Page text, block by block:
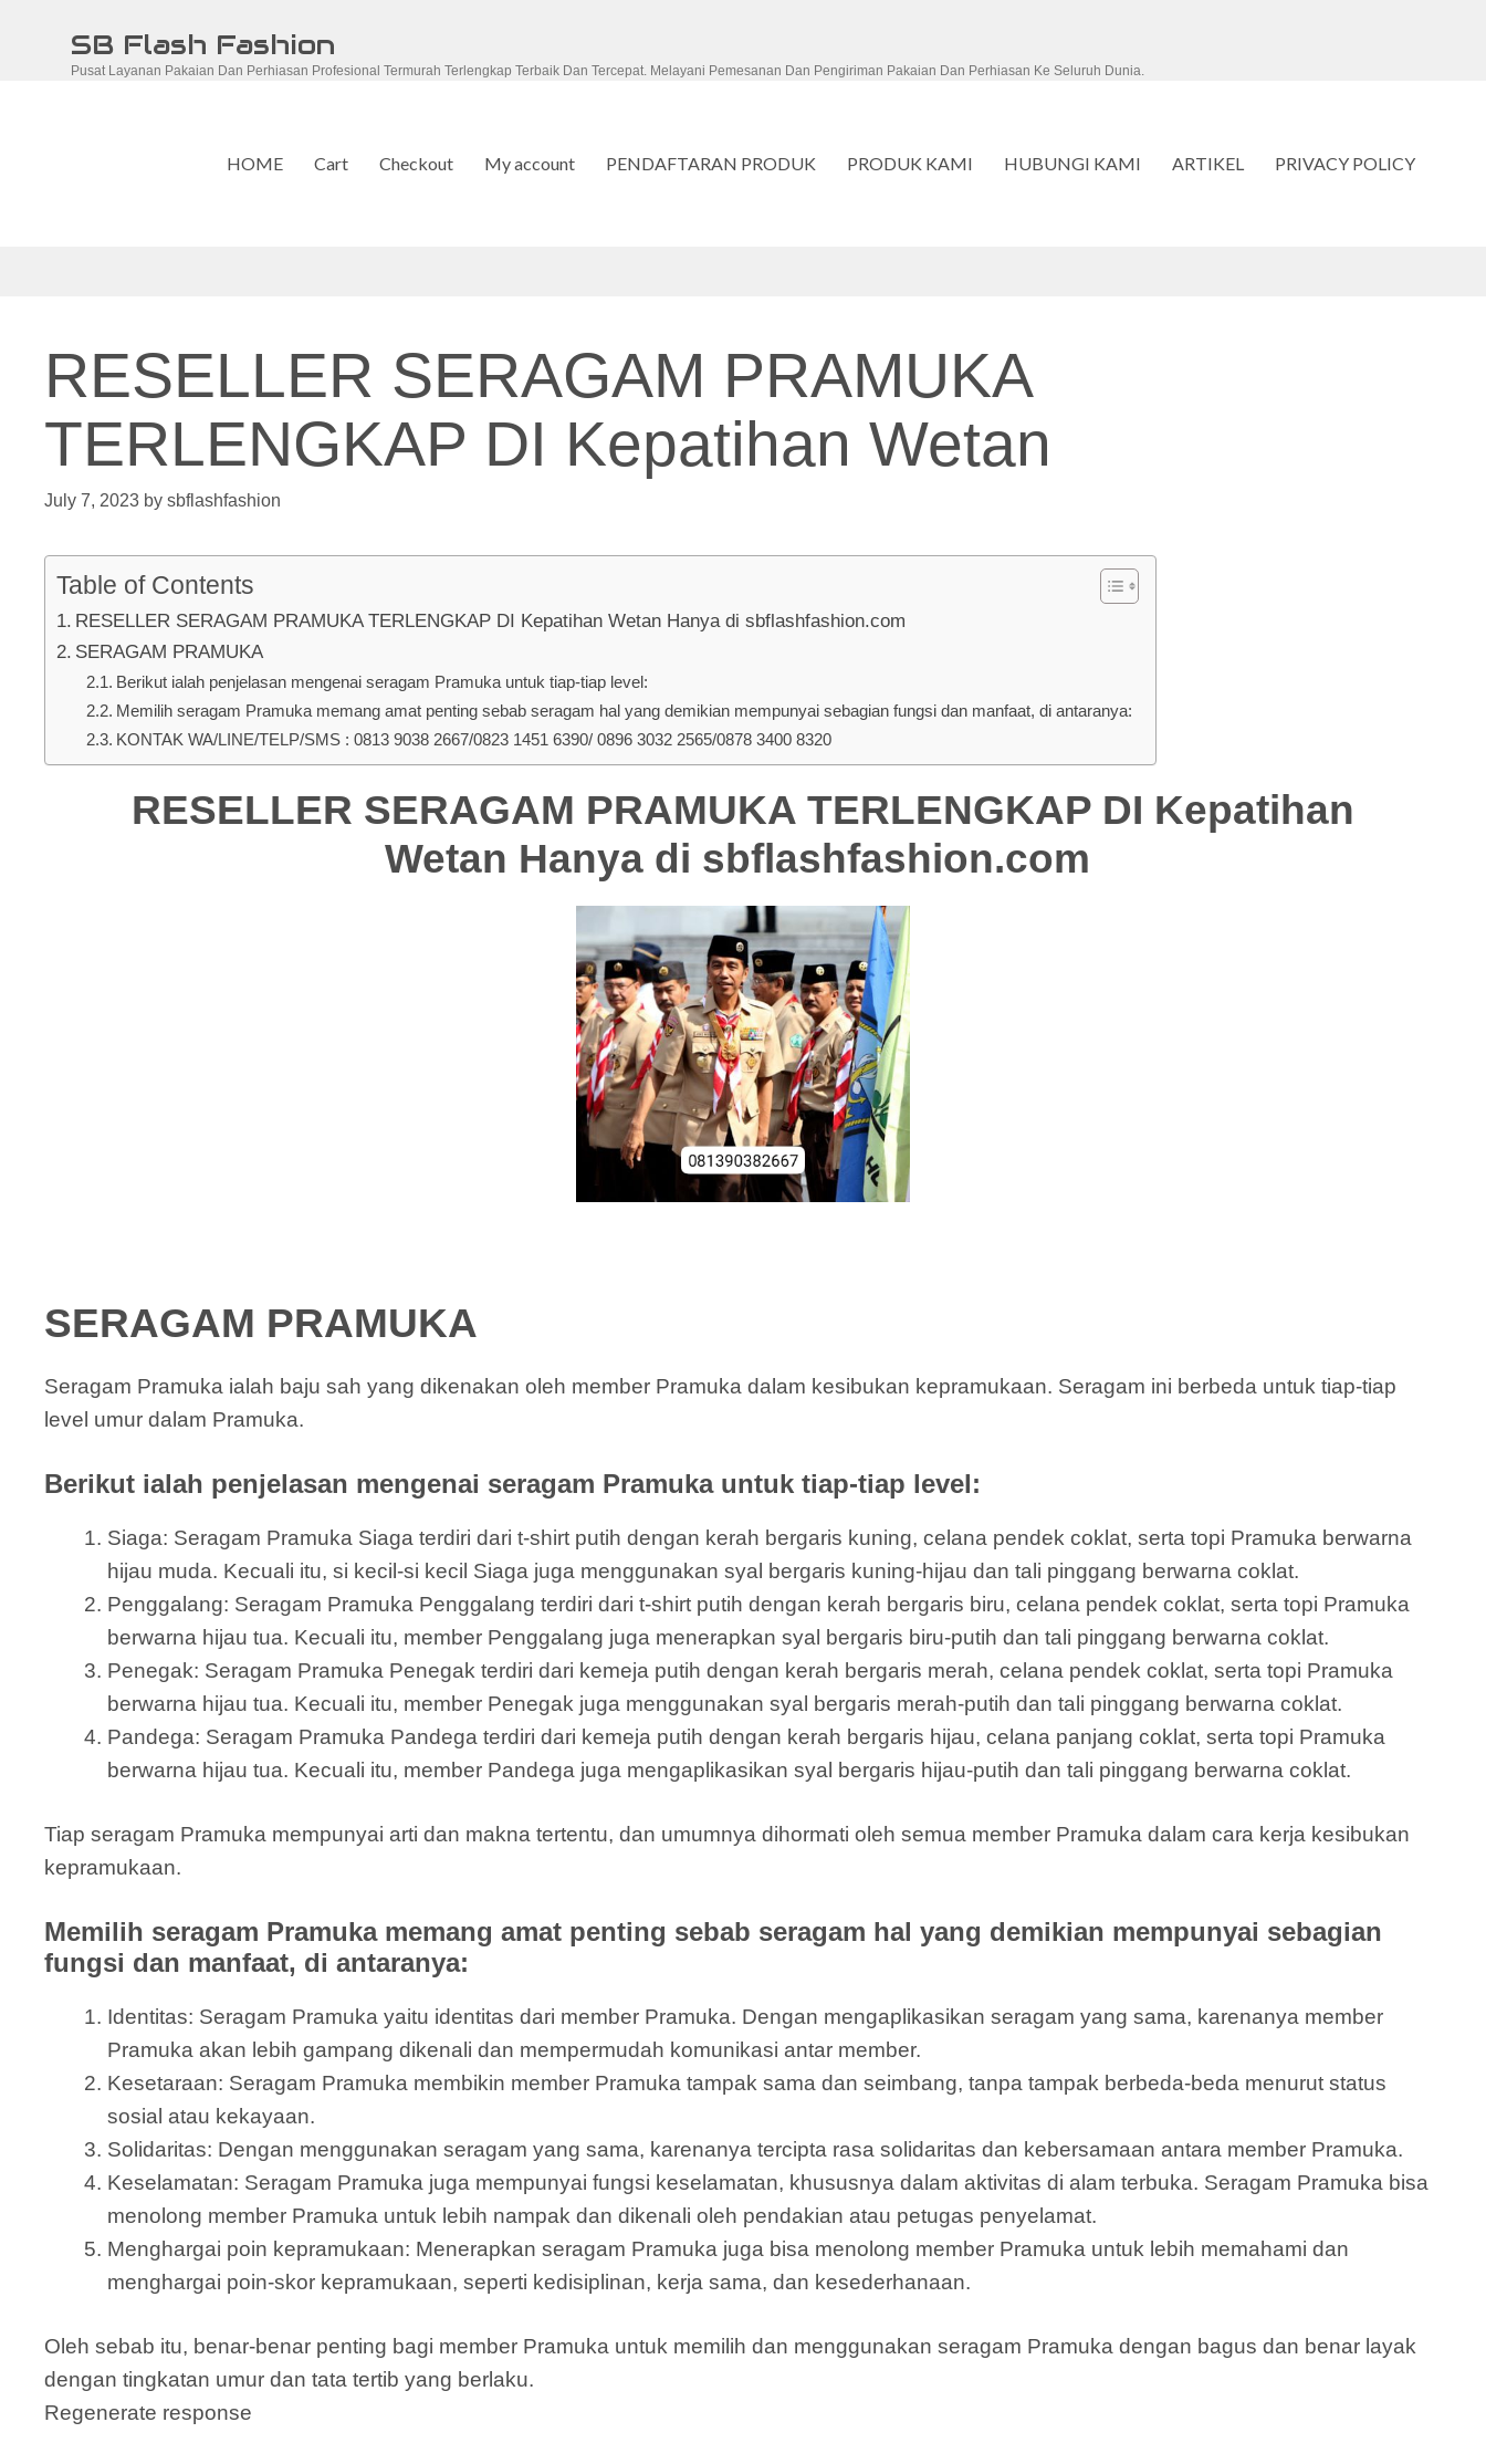
SB Flash Fashion
Pusat Layanan Pakaian Dan Perhiasan Profesional Termurah Terlengkap Terbaik Dan Tercepat. Melayani Pemesanan Dan Pengiriman Pakaian Dan Perhiasan Ke Seluruh Dunia.
HOME Cart Checkout My account PENDAFTARAN PRODUK PRODUK KAMI HUBUNGI KAMI ARTIKEL PRIVACY POLICY
RESELLER SERAGAM PRAMUKA
TERLENGKAP DI Kepatihan Wetan
July 7, 2023 by sbflashfashion
Table of Contents
RESELLER SERAGAM PRAMUKA TERLENGKAP DI Kepatihan Wetan Hanya di sbflashfashion.com
SERAGAM PRAMUKA
Berikut ialah penjelasan mengenai seragam Pramuka untuk tiap-tiap level:
Memilih seragam Pramuka memang amat penting sebab seragam hal yang demikian mempunyai sebagian fungsi dan manfaat, di antaranya:
KONTAK WA/LINE/TELP/SMS : 0813 9038 2667/0823 1451 6390/ 0896 3032 2565/0878 3400 8320
RESELLER SERAGAM PRAMUKA TERLENGKAP DI Kepatihan
Wetan Hanya di sbflashfashion.com
SERAGAM PRAMUKA
Seragam Pramuka ialah baju sah yang dikenakan oleh member Pramuka dalam kesibukan kepramukaan. Seragam ini berbeda untuk tiap-tiap
level umur dalam Pramuka.
Berikut ialah penjelasan mengenai seragam Pramuka untuk tiap-tiap level:
Siaga: Seragam Pramuka Siaga terdiri dari t-shirt putih dengan kerah bergaris kuning, celana pendek coklat, serta topi Pramuka berwarna
hijau muda. Kecuali itu, si kecil-si kecil Siaga juga menggunakan syal bergaris kuning-hijau dan tali pinggang berwarna coklat.
Penggalang: Seragam Pramuka Penggalang terdiri dari t-shirt putih dengan kerah bergaris biru, celana pendek coklat, serta topi Pramuka
berwarna hijau tua. Kecuali itu, member Penggalang juga menerapkan syal bergaris biru-putih dan tali pinggang berwarna coklat.
Penegak: Seragam Pramuka Penegak terdiri dari kemeja putih dengan kerah bergaris merah, celana pendek coklat, serta topi Pramuka
berwarna hijau tua. Kecuali itu, member Penegak juga menggunakan syal bergaris merah-putih dan tali pinggang berwarna coklat.
Pandega: Seragam Pramuka Pandega terdiri dari kemeja putih dengan kerah bergaris hijau, celana panjang coklat, serta topi Pramuka
berwarna hijau tua. Kecuali itu, member Pandega juga mengaplikasikan syal bergaris hijau-putih dan tali pinggang berwarna coklat.
Tiap seragam Pramuka mempunyai arti dan makna tertentu, dan umumnya dihormati oleh semua member Pramuka dalam cara kerja kesibukan
kepramukaan.
Memilih seragam Pramuka memang amat penting sebab seragam hal yang demikian mempunyai sebagian
fungsi dan manfaat, di antaranya:
Identitas: Seragam Pramuka yaitu identitas dari member Pramuka. Dengan mengaplikasikan seragam yang sama, karenanya member
Pramuka akan lebih gampang dikenali dan mempermudah komunikasi antar member.
Kesetaraan: Seragam Pramuka membikin member Pramuka tampak sama dan seimbang, tanpa tampak berbeda-beda menurut status
sosial atau kekayaan.
Solidaritas: Dengan menggunakan seragam yang sama, karenanya tercipta rasa solidaritas dan kebersamaan antara member Pramuka.
Keselamatan: Seragam Pramuka juga mempunyai fungsi keselamatan, khususnya dalam aktivitas di alam terbuka. Seragam Pramuka bisa
menolong member Pramuka untuk lebih nampak dan dikenali oleh pendakian atau petugas penyelamat.
Menghargai poin kepramukaan: Menerapkan seragam Pramuka juga bisa menolong member Pramuka untuk lebih memahami dan
menghargai poin-skor kepramukaan, seperti kedisiplinan, kerja sama, dan kesederhanaan.
Oleh sebab itu, benar-benar penting bagi member Pramuka untuk memilih dan menggunakan seragam Pramuka dengan bagus dan benar layak
dengan tingkatan umur dan tata tertib yang berlaku.
Regenerate response